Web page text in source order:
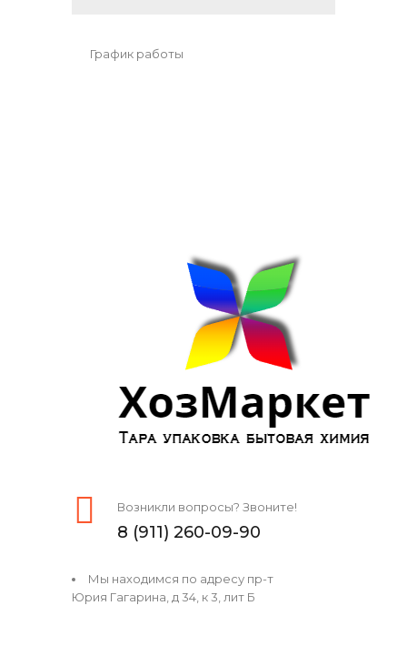
График работы
Возникли вопросы? Звоните!
8 (911) 260-09-90
Мы находимся по адресу пр-т
Юрия Гагарина, д 34, к 3, лит Б